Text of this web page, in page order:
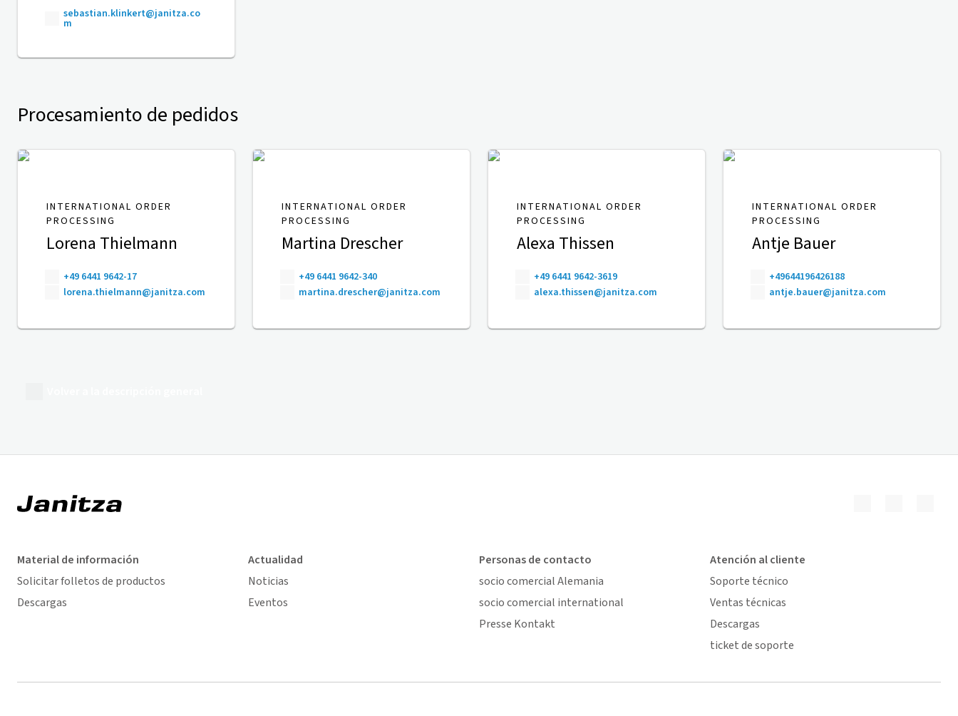
sebastian.klinkert@janitza.co
m
Procesamiento de pedidos
INTERNATIONAL ORDER
PROCESSING
Lorena Thielmann
+49 6441 9642-17
lorena.thielmann@janitza.com
INTERNATIONAL ORDER
PROCESSING
Martina Drescher
+49 6441 9642-340
martina.drescher@janitza.com
INTERNATIONAL ORDER
PROCESSING
Alexa Thissen
+49 6441 9642-3619
alexa.thissen@janitza.com
INTERNATIONAL ORDER
PROCESSING
Antje Bauer
+49644196426188
antje.bauer@janitza.com
Material de información
Solicitar folletos de productos
Descargas
Actualidad
Noticias
Eventos
Personas de contacto
socio comercial Alemania
socio comercial international
Presse Kontakt
Atención al cliente
Soporte técnico
Ventas técnicas
Descargas
ticket de soporte